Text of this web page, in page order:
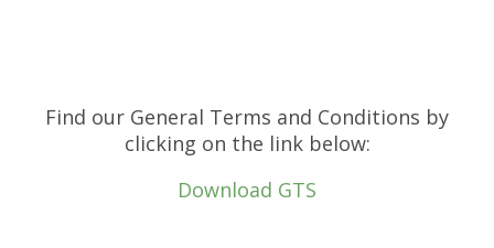
Find our General Terms and Conditions by
clicking on the link below:
Download GTS